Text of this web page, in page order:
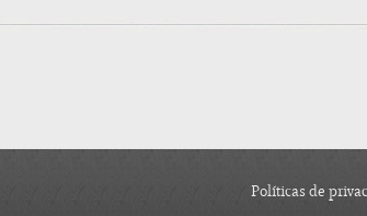
Políticas de